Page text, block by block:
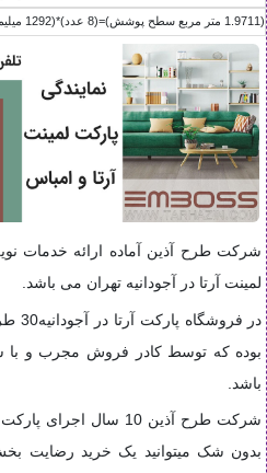
(1.9711 متر مربع سطح پوشش)=(8 عدد)*(1292 ميليمتر طول)*(190 ميليمتر عرض)
شرکت طرح آذین آماده ارائه خدمات
لمینت آرتا در آجودانیه تهران می باشد.
در
بوده که توسط کادر فروش مجرب و با
باشد.
شرکت طرح آذین 10 سال
بدون شک میتوانید یک خرید رضایت